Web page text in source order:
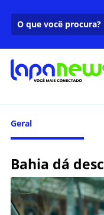
Geral
Bahia dá